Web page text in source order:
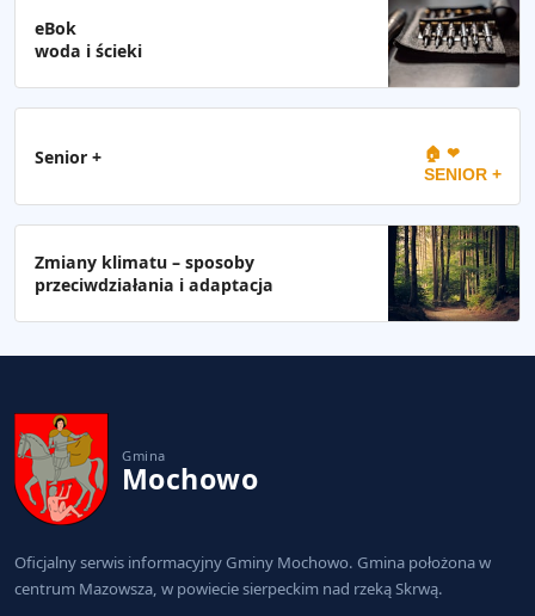
eBok
woda i ścieki
Senior + 🏠 ❤
SENIOR +
Zmiany klimatu – sposoby
przeciwdziałania i adaptacja
Gmina
Mochowo
Oficjalny serwis informacyjny Gminy Mochowo. Gmina położona w
centrum Mazowsza, w powiecie sierpeckim nad rzeką Skrwą.